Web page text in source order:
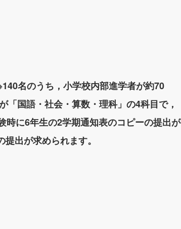
名のうち，小学校内部進学者が約70
国語・社会・算数・理科」の4科目で，
時に6年生の2学期通知表のコピーの提出が
出が求められます。